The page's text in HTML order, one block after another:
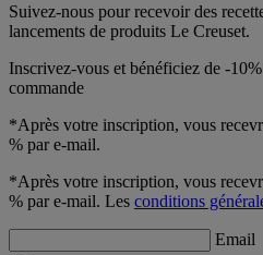
Suivez-nous pour recevoir des
lancements de produits Le Creuset.
Inscrivez-vous et bénéficiez de -
commande
*Après votre inscription, vous
% par e-mail.
*Après votre inscription, vous
% par e-mail. Les conditions
Email